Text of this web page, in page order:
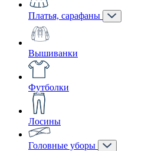
Платья, сарафаны
Вышиванки
Футболки
Лосины
Головные уборы